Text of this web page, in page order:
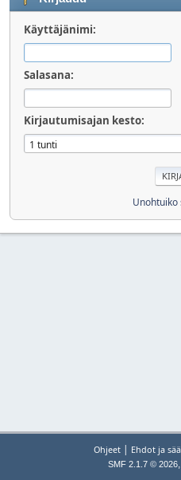
Käyttäjänimi:
Salasana:
Kirjautumisajan kesto:
Unohtuiko
Ohjeet | Ehdot ja
SMF 2.1.7 © 2026,